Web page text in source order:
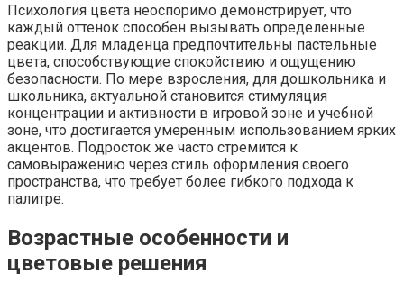
Психология цвета неоспоримо демонстрирует, что
каждый оттенок способен вызывать определенные
реакции. Для младенца предпочтительны пастельные
цвета, способствующие спокойствию и ощущению
безопасности. По мере взросления, для дошкольника и
школьника, актуальной становится стимуляция
концентрации и активности в игровой зоне и учебной
зоне, что достигается умеренным использованием ярких
акцентов. Подросток же часто стремится к
самовыражению через стиль оформления своего
пространства, что требует более гибкого подхода к
палитре.
Возрастные особенности и
цветовые решения